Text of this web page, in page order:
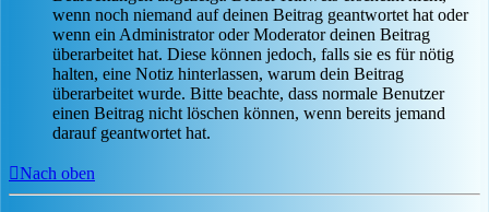
wenn noch niemand auf deinen Beitrag geantwortet hat oder
wenn ein Administrator oder Moderator deinen Beitrag
überarbeitet hat. Diese können jedoch, falls sie es für nötig
halten, eine Notiz hinterlassen, warum dein Beitrag
überarbeitet wurde. Bitte beachte, dass normale Benutzer
einen Beitrag nicht löschen können, wenn bereits jemand
darauf geantwortet hat.
Nach oben